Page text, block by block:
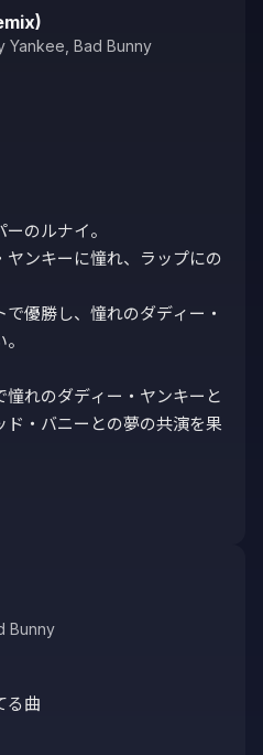
Yankee Bad Bunny
のルナイ。
ンキーに憧れ、ラップにの
優勝し、憧れのダディー・
憧れのダディー・ヤンキーと
・バニーとの夢の共演を果
Bunny
る曲